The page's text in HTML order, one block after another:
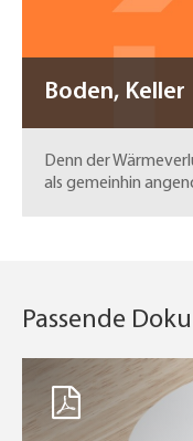
Boden, Keller
Denn der
als gemeinhin
Passende